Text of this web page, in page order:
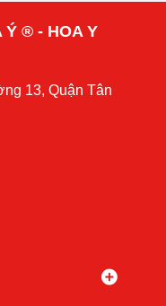
Ý ® - HOA Y
13, Quận Tân